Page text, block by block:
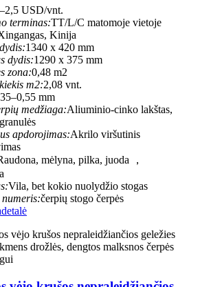
USD/vnt.
terminas:TT/L/C matomoje vietoje
Kinija
1340 x 420 mm
dydis:1290 x 375 mm
zona:0,48 m2
m2:2,08 vnt.
mm
medžiaga:Aliuminio-cinko lakštas,
apdorojimas:Akrilo viršutinis
mėlyna, pilka, juoda ，
Vila, bet kokio nuolydžio stogas
čerpių stogo čerpės
detalė